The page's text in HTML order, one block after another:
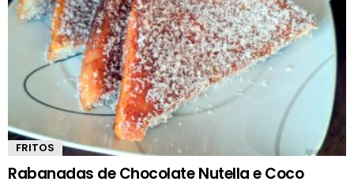
FRITOS
Rabanadas de Chocolate Nutella e Coco